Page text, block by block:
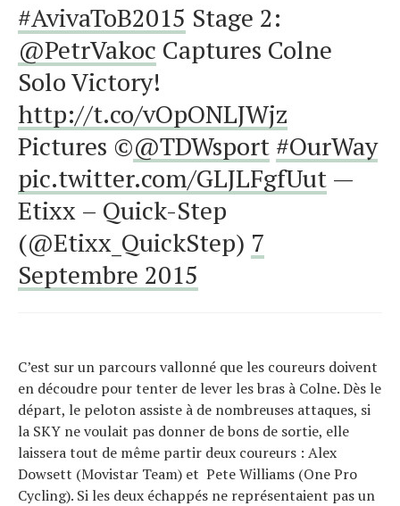
#AvivaToB2015 Stage 2:
@PetrVakoc Captures Colne
Solo Victory!
http://t.co/vOpONLJWjz
Pictures ©@TDWsport #OurWay
pic.twitter.com/GLJLFgfUut —
Etixx – Quick-Step
(@Etixx_QuickStep) 7
Septembre 2015
C’est sur un parcours vallonné que les coureurs doivent
en découdre pour tenter de lever les bras à Colne. Dès le
départ, le peloton assiste à de nombreuses attaques, si
la SKY ne voulait pas donner de bons de sortie, elle
laissera tout de même partir deux coureurs : Alex
Dowsett (Movistar Team) et Pete Williams (One Pro
Cycling). Si les deux échappés ne représentaient pas un